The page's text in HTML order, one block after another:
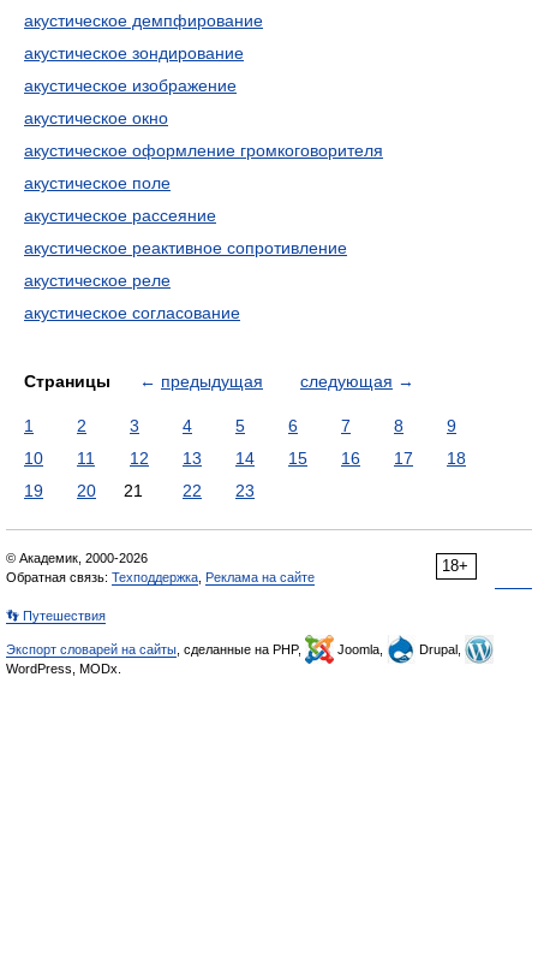
акустическое демпфирование
акустическое зондирование
акустическое изображение
акустическое окно
акустическое оформление громкоговорителя
акустическое поле
акустическое рассеяние
акустическое реактивное сопротивление
акустическое реле
акустическое согласование
Страницы ← предыдущая следующая →
1 2 3 4 5 6 7 8
9
10
11 12 13 14 15 16 17
18
19
20 21 22 23
18+
© Академик, 2000-2026
Обратная связь: Техподдержка Реклама на сайте
👣 Путешествия
Экспорт словарей на сайты , сделанные на PHP, Joomla,
Drupal,
WordPress, MODx.